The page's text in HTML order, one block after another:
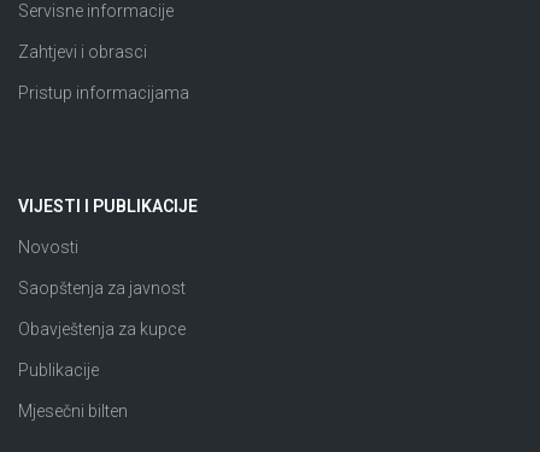
Servisne informacije
Zahtjevi i obrasci
Pristup informacijama
VIJESTI I PUBLIKACIJE
Novosti
Saopštenja za javnost
Obavještenja za kupce
Publikacije
Mjesečni bilten